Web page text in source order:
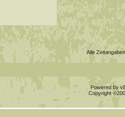
Alle
Powered by
Copyright